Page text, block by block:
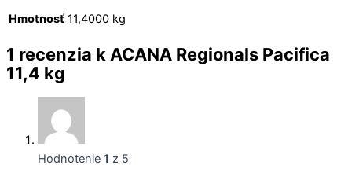
Hmotnosť 11,4000 kg
1 recenzia k ACANA Regionals Pacifica
11,4 kg
Hodnotenie 1 z 5